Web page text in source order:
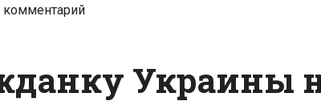
комментарий
Украины